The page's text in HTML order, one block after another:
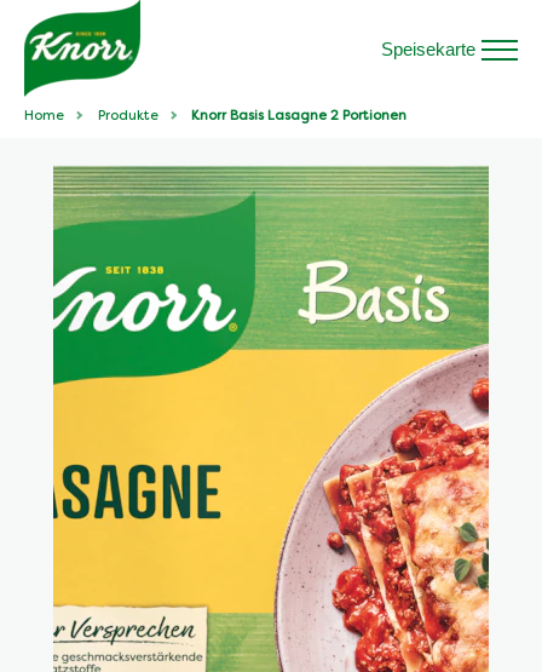
Speisekarte
Home Produkte Knorr Basis Lasagne 2 Portionen